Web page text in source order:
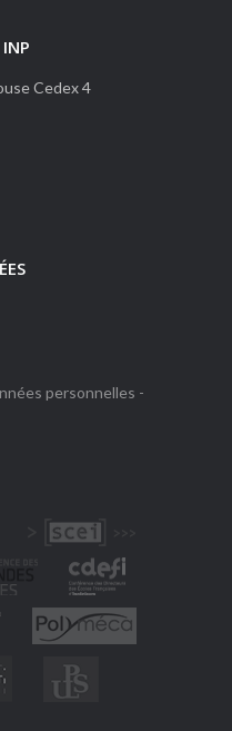
Cedex 4
personnelles -